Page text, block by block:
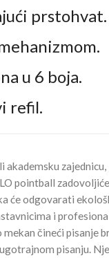
prstohvat.
u 6 boja.
refil.
akademsku
pointball
će odgovarati
i
čineći pisanje
pisanju.